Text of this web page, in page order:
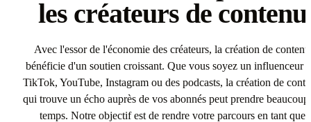
Tarification
04 À propos de nous
les créateurs de contenu
Avec l'essor de l'économie des créateurs, la création de contenu
bénéficie d'un soutien croissant. Que vous soyez un influenceur
TikTok, YouTube, Instagram ou des podcasts, la création de
qui trouve un écho auprès de vos abonnés peut prendre beaucoup
temps. Notre objectif est de rendre votre parcours en tant que